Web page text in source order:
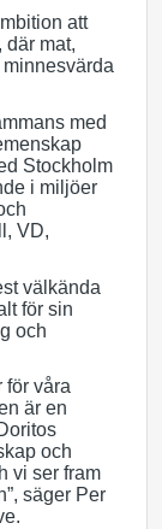
att
mat,
med
Stockholm
i miljöer
VD,
välkända
för sin
och
för våra
är en
och
vi ser fram
säger Per